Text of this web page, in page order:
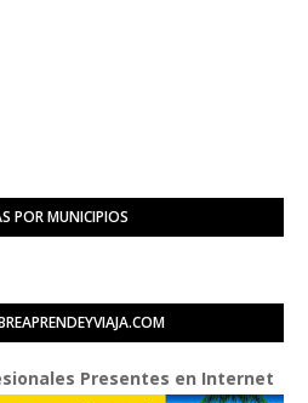
POR MUNICIPIOS
Presentes en Internet